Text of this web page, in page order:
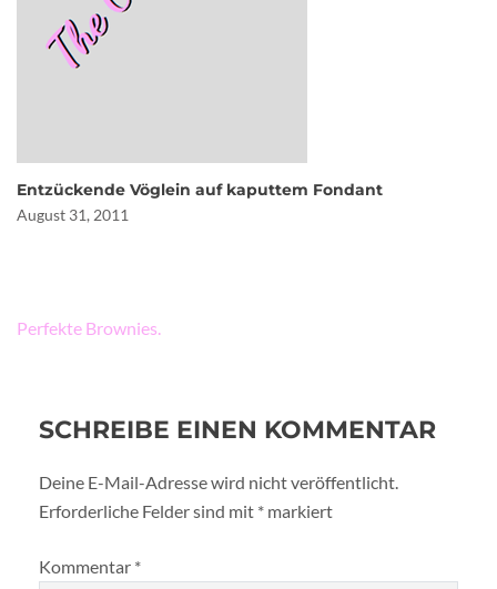
Entzückende Vöglein auf kaputtem Fondant
August 31, 2011
Beitragsnavigation
Perfekte Brownies.
SCHREIBE EINEN KOMMENTAR
Deine E-Mail-Adresse wird nicht veröffentlicht.
Erforderliche Felder sind mit * markiert
Kommentar *